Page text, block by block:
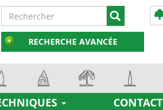
RECHERCHE AVANCÉE
CONTACT